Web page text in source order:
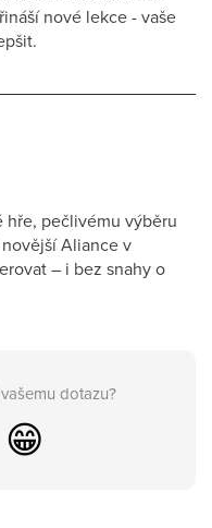
nové lekce - vaše
hře, pečlivému výběru
Aliance v
– i bez snahy o
dotazu?
😁